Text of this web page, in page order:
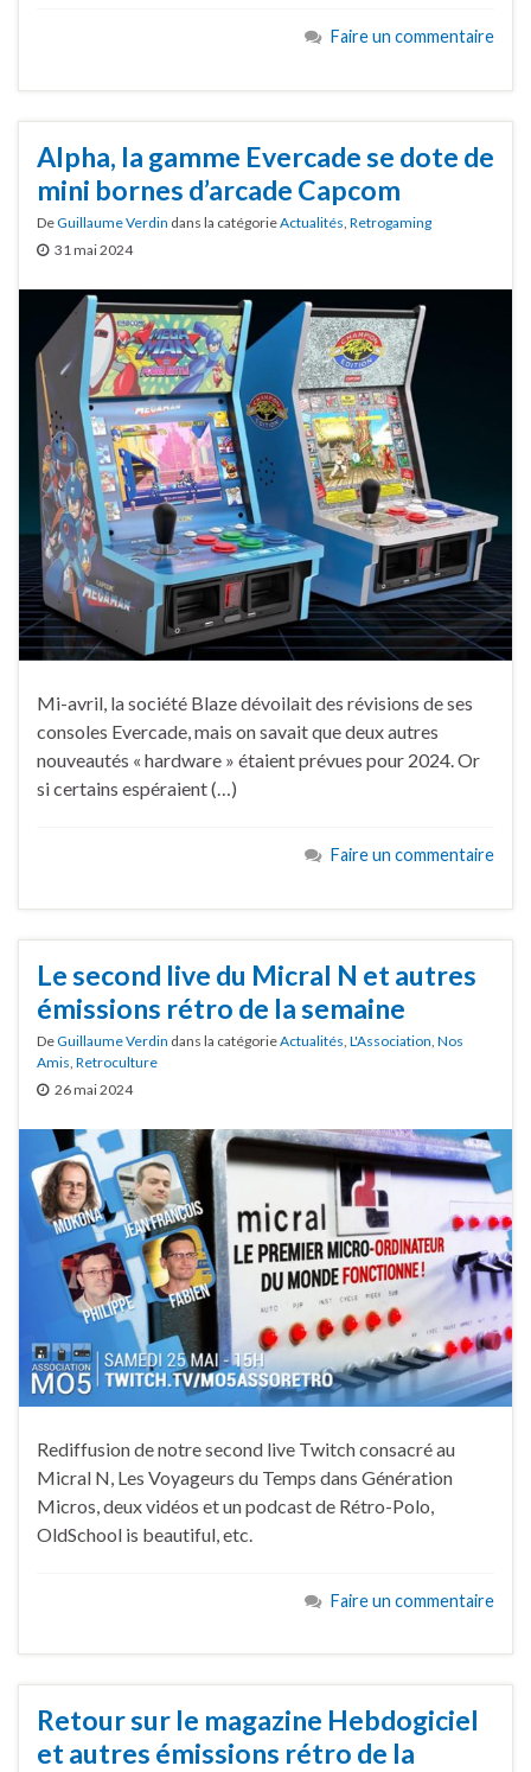
Faire un commentaire
Alpha, la gamme Evercade se dote de
mini bornes d’arcade Capcom
DeGuillaume Verdin dans la catégorieActualités Retrogaming
31 mai 2024
Mi-avril, la société Blaze dévoilait des révisions de ses
consoles Evercade, mais on savait que deux autres
nouveautés « hardware » étaient prévues pour 2024. Or
si certains espéraient (…)
Faire un commentaire
Le second live du Micral N et autres
émissions rétro de la semaine
DeGuillaume Verdin dans la catégorieActualités L'Association Nos
Amis Retroculture
26 mai 2024
Rediffusion de notre second live Twitch consacré au
Micral N, Les Voyageurs du Temps dans Génération
Micros, deux vidéos et un podcast de Rétro-Polo,
OldSchool is beautiful, etc.
Faire un commentaire
Retour sur le magazine Hebdogiciel
et autres émissions rétro de la